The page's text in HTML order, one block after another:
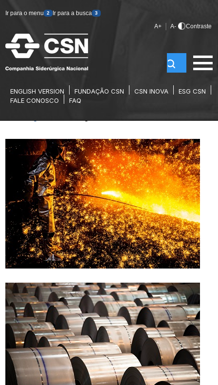
Ir para o menu 2 Ir para a busca 3
A+ A- Contraste
ENGLISH VERSION FUNDAÇÃO CSN CSN INOVA
ESG CSN
FALE CONOSCO
FAQ
SIDERURGIA